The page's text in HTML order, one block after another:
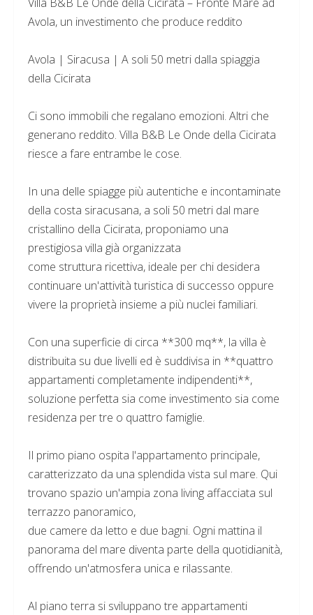
Avola, un investimento che produce reddito
Avola | Siracusa | A soli 50 metri dalla spiaggia
della Cicirata
Ci sono immobili che regalano emozioni. Altri che
generano reddito. Villa B&B Le Onde della Cicirata
riesce a fare entrambe le cose.
In una delle spiagge più autentiche e incontaminate
della costa siracusana, a soli 50 metri dal mare
cristallino della Cicirata, proponiamo una
prestigiosa villa già organizzata
come struttura ricettiva, ideale per chi desidera
continuare un'attività turistica di successo oppure
vivere la proprietà insieme a più nuclei familiari.
Con una superficie di circa **300 mq**, la villa è
distribuita su due livelli ed è suddivisa in **quattro
appartamenti completamente indipendenti**,
soluzione perfetta sia come investimento sia come
residenza per tre o quattro famiglie.
Il primo piano ospita l'appartamento principale,
caratterizzato da una splendida vista sul mare. Qui
trovano spazio un'ampia zona living affacciata sul
terrazzo panoramico,
due camere da letto e due bagni. Ogni mattina il
panorama del mare diventa parte della quotidianità,
offrendo un'atmosfera unica e rilassante.
Al piano terra si sviluppano tre appartamenti